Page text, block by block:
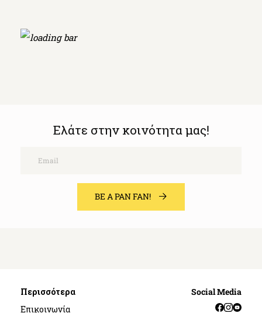
Ελάτε στην κοινότητα μας!
BE A PAN FAN!
Περισσότερα
Επικοινωνία
Social Media
Facebook